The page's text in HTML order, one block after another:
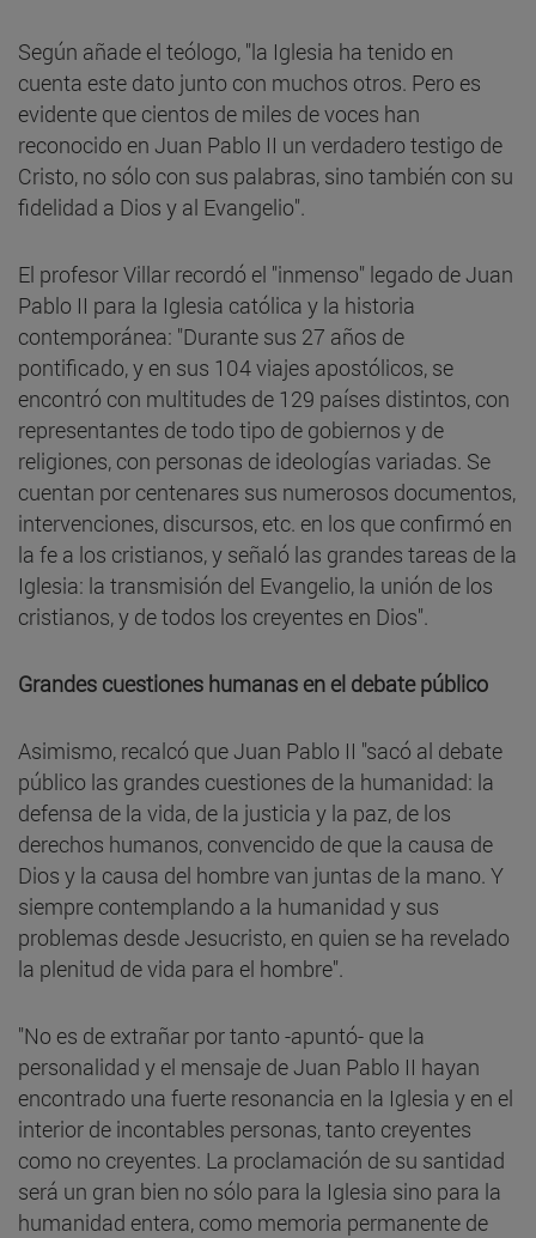
Según añade el teólogo, "la Iglesia ha tenido en
cuenta este dato junto con muchos otros. Pero es
evidente que cientos de miles de voces han
reconocido en Juan Pablo II un verdadero testigo de
Cristo, no sólo con sus palabras, sino también con su
fidelidad a Dios y al Evangelio".
El profesor Villar recordó el "inmenso" legado de Juan
Pablo II para la Iglesia católica y la historia
contemporánea: "Durante sus 27 años de
pontificado, y en sus 104 viajes apostólicos, se
encontró con multitudes de 129 países distintos, con
representantes de todo tipo de gobiernos y de
religiones, con personas de ideologías variadas. Se
cuentan por centenares sus numerosos documentos,
intervenciones, discursos, etc. en los que confirmó en
la fe a los cristianos, y señaló las grandes tareas de la
Iglesia: la transmisión del Evangelio, la unión de los
cristianos, y de todos los creyentes en Dios".
Grandes cuestiones humanas en el debate público
Asimismo, recalcó que Juan Pablo II "sacó al debate
público las grandes cuestiones de la humanidad: la
defensa de la vida, de la justicia y la paz, de los
derechos humanos, convencido de que la causa de
Dios y la causa del hombre van juntas de la mano. Y
siempre contemplando a la humanidad y sus
problemas desde Jesucristo, en quien se ha revelado
la plenitud de vida para el hombre".
"No es de extrañar por tanto -apuntó- que la
personalidad y el mensaje de Juan Pablo II hayan
encontrado una fuerte resonancia en la Iglesia y en el
interior de incontables personas, tanto creyentes
como no creyentes. La proclamación de su santidad
será un gran bien no sólo para la Iglesia sino para la
humanidad entera, como memoria permanente de